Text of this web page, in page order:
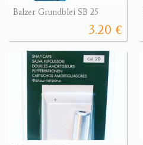
Balzer Grundblei SB 25
3.20 €